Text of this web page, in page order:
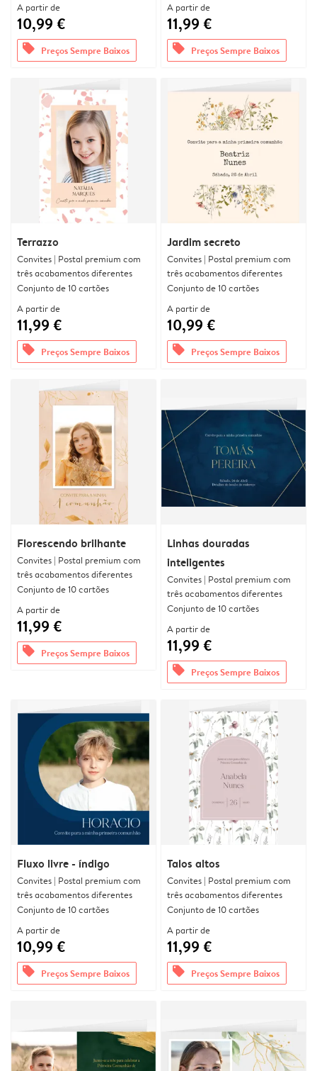
A partir de
10,99 €
offers Preços Sempre Baixos
A partir de
11,99 €
offers Preços Sempre Baixos
Terrazzo
Convites | Postal premium com
três acabamentos diferentes
Conjunto de 10 cartões
A partir de
11,99 €
offers Preços Sempre Baixos
Jardim secreto
Convites | Postal premium com
três acabamentos diferentes
Conjunto de 10 cartões
A partir de
10,99 €
offers Preços Sempre Baixos
Florescendo brilhante
Convites | Postal premium com
três acabamentos diferentes
Conjunto de 10 cartões
A partir de
11,99 €
offers Preços Sempre Baixos
Linhas douradas
inteligentes
Convites | Postal premium com
três acabamentos diferentes
Conjunto de 10 cartões
A partir de
11,99 €
offers Preços Sempre Baixos
Fluxo livre - índigo
Convites | Postal premium com
três acabamentos diferentes
Conjunto de 10 cartões
A partir de
10,99 €
offers Preços Sempre Baixos
Talos altos
Convites | Postal premium com
três acabamentos diferentes
Conjunto de 10 cartões
A partir de
11,99 €
offers Preços Sempre Baixos